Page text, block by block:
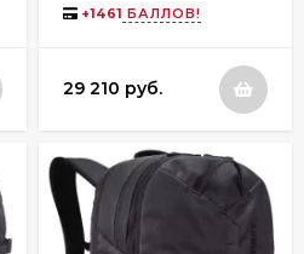
Black
+1461 БАЛЛОВ!
29 210 руб.